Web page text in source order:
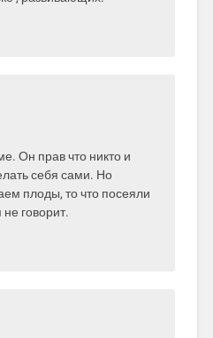
Он прав что никто и
себя сами. Но
плоды, то что посеяли
говорит.